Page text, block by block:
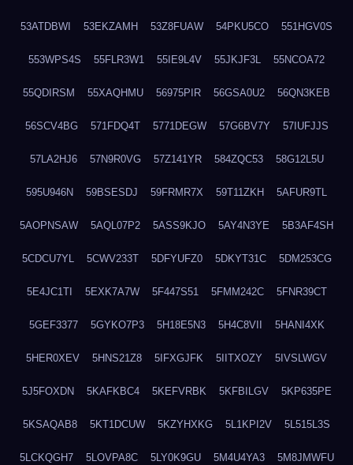
53ATDBWI 53EKZAMH 53Z8FUAW 54PKU5CO 551HGV0S
553WPS4S 55FLR3W1 55IE9L4V 55JKJF3L 55NCOA72
55QDIRSM 55XAQHMU 56975PIR 56GSA0U2 56QN3KEB
56SCV4BG 571FDQ4T 5771DEGW 57G6BV7Y 57IUFJJS
57LA2HJ6 57N9R0VG 57Z141YR 584ZQC53 58G12L5U
595U946N 59BSESDJ 59FRMR7X 59T11ZKH 5AFUR9TL
5AOPNSAW 5AQL07P2 5ASS9KJO 5AY4N3YE 5B3AF4SH
5CDCU7YL 5CWV233T 5DFYUFZ0 5DKYT31C 5DM253CG
5E4JC1TI 5EXK7A7W 5F447S51 5FMM242C 5FNR39CT
5GEF3377 5GYKO7P3 5H18E5N3 5H4C8VII 5HANI4XK
5HER0XEV 5HNS21Z8 5IFXGJFK 5IITXOZY 5IVSLWGV
5J5FOXDN 5KAFKBC4 5KEFVRBK 5KFBILGV 5KP635PE
5KSAQAB8 5KT1DCUW 5KZYHXKG 5L1KPI2V 5L515L3S
5LCKQGH7 5LOVPA8C 5LY0K9GU 5M4U4YA3 5M8JMWFU